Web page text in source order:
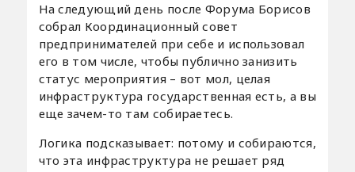
На следующий день после Форума Борисов
собрал Координационный совет
предпринимателей при себе и использовал
его в том числе, чтобы публично занизить
статус мероприятия – вот мол, целая
инфраструктура государственная есть, а вы
еще зачем-то там собираетесь.
Логика подсказывает: потому и собираются,
что эта инфраструктура не решает ряд